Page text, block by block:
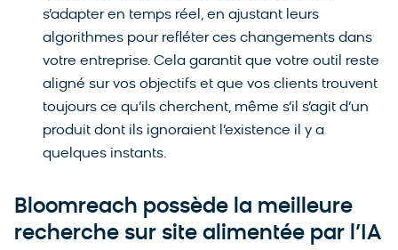
s’adapter en temps réel, en ajustant leurs
algorithmes pour refléter ces changements dans
votre entreprise. Cela garantit que votre outil reste
aligné sur vos objectifs et que vos clients trouvent
toujours ce qu’ils cherchent, même s’il s’agit d’un
produit dont ils ignoraient l’existence il y a
quelques instants.
Bloomreach possède la meilleure
recherche sur site alimentée par l’IA